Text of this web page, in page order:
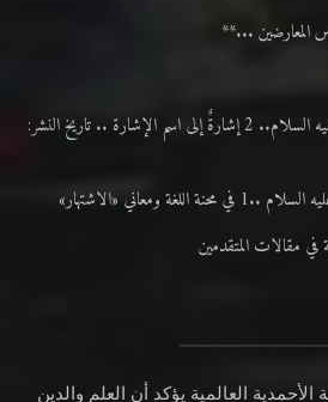
المعارضين ...**
رأي في لغة المسيح الموعود عليه السلام.. 2 إشارةٌ إلى اسم الإشارة .. تاريخ النشر:
ومعاني «الاشتهار»
في مقالات المتقدمين
الأحمدية العالمية يؤكد أن العلم والدين